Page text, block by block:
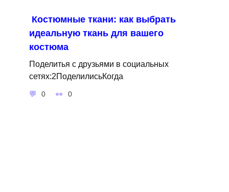
Костюмные ткани: как выбрать
идеальную ткань для вашего
костюма
Поделитья с друзьями в социальных
сетях:2ПоделилисьКогда
0 0